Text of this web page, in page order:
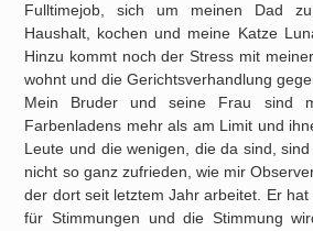
Fulltimejob, sich um meinen Dad
Haushalt, kochen und meine Katze
Hinzu kommt noch der Stress mit
wohnt und die Gerichtsverhandlung
Mein Bruder und seine Frau sind
Farbenladens mehr als am Limit und
Leute und die wenigen, die da sind,
nicht so ganz zufrieden, wie mir
der dort seit letztem Jahr arbeitet. Er
für Stimmungen und die Stimmung